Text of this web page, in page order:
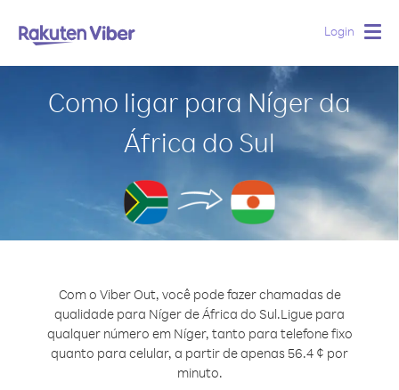
Login
Como ligar para Níger da
África do Sul
Com o Viber Out, você pode fazer chamadas de
qualidade para Níger de África do Sul.Ligue para
qualquer número em Níger, tanto para telefone fixo
quanto para celular, a partir de apenas 56.4 ¢ por
minuto.